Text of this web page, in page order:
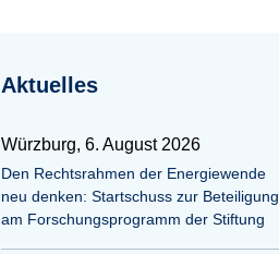
Aktuelles
Würzburg, 6. August 2026
Den Rechtsrahmen der Energiewende
neu denken: Startschuss zur Beteiligung
am Forschungsprogramm der Stiftung